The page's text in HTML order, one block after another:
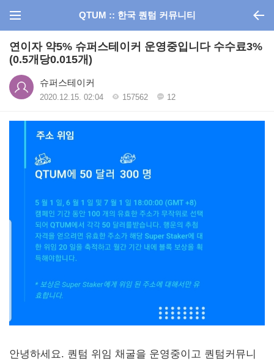
QTUM :: 한국 퀀텀 커뮤니티
연이자 약5% 슈퍼스테이커 운영중입니다 수수료3%
(0.5개당0.015개)
슈퍼스테이커
2020.12.15. 02:04 157562 12
안녕하세요. 퀀텀 위임 채굴을 운영중이고 퀀텀커뮤니